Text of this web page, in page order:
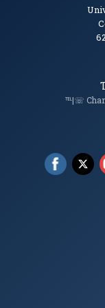
℡|☏
X
Tópicos